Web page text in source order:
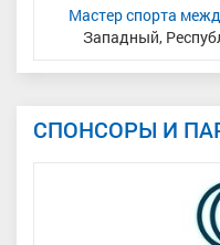
Мастер спорта
Западный,
СПОНСОРЫ И